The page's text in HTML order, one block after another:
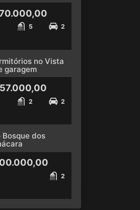
5 2
no Vista
garagem
2 2
dos
2